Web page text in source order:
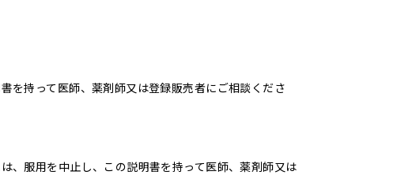
を持って医師、薬剤師又は登録販売者にご相談くださ
、服用を中止し、この説明書を持って医師、薬剤師又は